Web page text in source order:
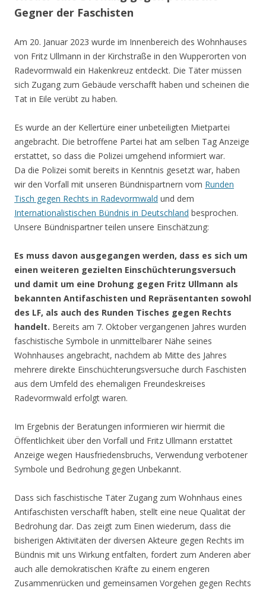
Gegner der Faschisten
Am 20. Januar 2023 wurde im Innenbereich des Wohnhauses
von Fritz Ullmann in der Kirchstraße in den Wupperorten von
Radevormwald ein Hakenkreuz entdeckt. Die Täter müssen
sich Zugang zum Gebäude verschafft haben und scheinen die
Tat in Eile verübt zu haben.
Es wurde an der Kellertüre einer unbeteiligten Mietpartei
angebracht. Die betroffene Partei hat am selben Tag Anzeige
erstattet, so dass die Polizei umgehend informiert war.
Da die Polizei somit bereits in Kenntnis gesetzt war, haben
wir den Vorfall mit unseren Bündnispartnern vom Runden
Tisch gegen Rechts in Radevormwald und dem
Internationalistischen Bündnis in Deutschland besprochen.
Unsere Bündnispartner teilen unsere Einschätzung:
Es muss davon ausgegangen werden, dass es sich um
einen weiteren gezielten Einschüchterungsversuch
und damit um eine Drohung gegen Fritz Ullmann als
bekannten Antifaschisten und Repräsentanten sowohl
des LF, als auch des Runden Tisches gegen Rechts
handelt. Bereits am 7. Oktober vergangenen Jahres wurden
faschistische Symbole in unmittelbarer Nähe seines
Wohnhauses angebracht, nachdem ab Mitte des Jahres
mehrere direkte Einschüchterungsversuche durch Faschisten
aus dem Umfeld des ehemaligen Freundeskreises
Radevormwald erfolgt waren.
Im Ergebnis der Beratungen informieren wir hiermit die
Öffentlichkeit über den Vorfall und Fritz Ullmann erstattet
Anzeige wegen Hausfriedensbruchs, Verwendung verbotener
Symbole und Bedrohung gegen Unbekannt.
Dass sich faschistische Täter Zugang zum Wohnhaus eines
Antifaschisten verschafft haben, stellt eine neue Qualität der
Bedrohung dar. Das zeigt zum Einen wiederum, dass die
bisherigen Aktivitäten der diversen Akteure gegen Rechts im
Bündnis mit uns Wirkung entfalten, fordert zum Anderen aber
auch alle demokratischen Kräfte zu einem engeren
Zusammenrücken und gemeinsamen Vorgehen gegen Rechts